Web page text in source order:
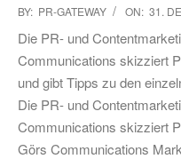
2018-
12-
31
BY: PR-GATEWAY ON: 31.
Die PR- und
Communications skizziert
und gibt Tipps zu den
Die PR- und
Communications skizziert
Görs Communications